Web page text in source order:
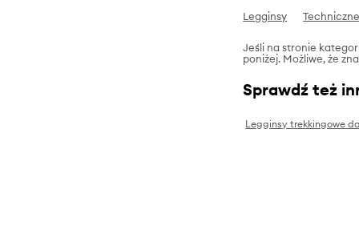
Legginsy Techniczne
Jeśli na stronie
poniżej. Możliwe, że
Sprawdź też
Legginsy trekkingowe